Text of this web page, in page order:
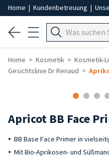
Home | Kundenbetreuung |
Home Kosmetik
Kosmetik-
Gesichtslinie Dr Renaud
Apricot BB Face
BB Base Face Primer in
Mit Bio-Aprikosen- und